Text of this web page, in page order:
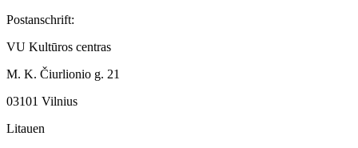
Postanschrift:
VU Kultūros centras
M. K. Čiurlionio g. 21
03101 Vilnius
Litauen